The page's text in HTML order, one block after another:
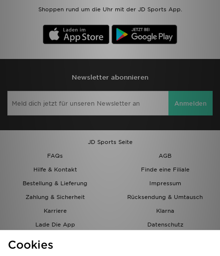
Shoppen rund um die Uhr mit der JD Sports App.
Newsletter abonnieren
Anmelden
JD Sports Seite
FAQs
AGB
Hilfe & Kontakt
Finde eine Filiale
Bestellung & Lieferung
Impressum
Zahlung & Sicherheit
Rücksendung & Umtausch
Karriere
Klarna
Lade Die App
Datenschutz
Cookies